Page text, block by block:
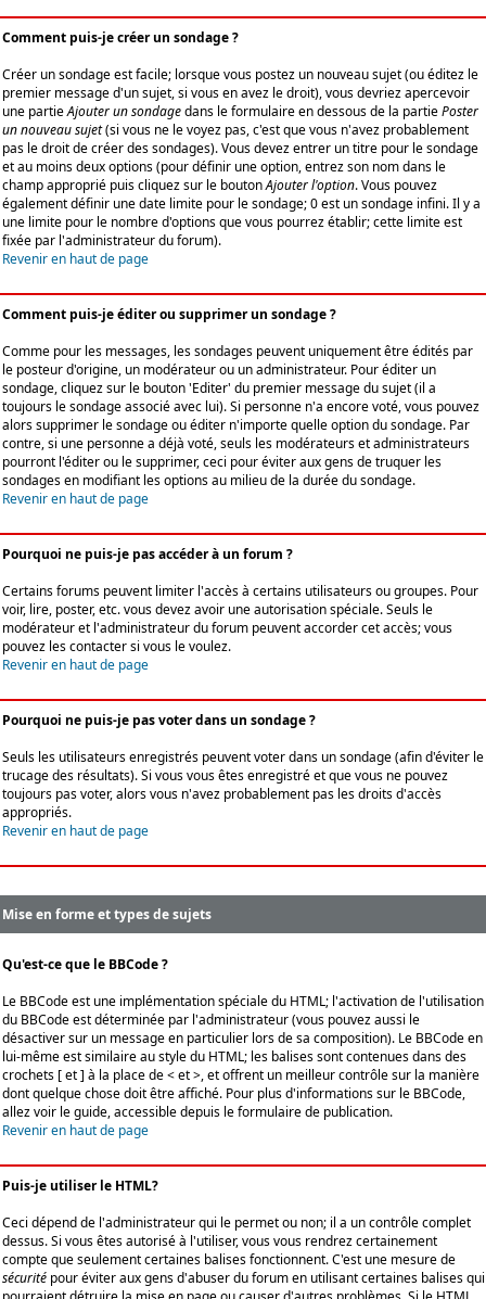
Comment puis-je créer un sondage ?
Créer un sondage est facile; lorsque vous postez un nouveau sujet (ou éditez le
premier message d'un sujet, si vous en avez le droit), vous devriez apercevoir
une partieAjouter un sondagedans le formulaire en dessous de la partiePoster
un nouveau sujet(si vous ne le voyez pas, c'est que vous n'avez probablement
pas le droit de créer des sondages). Vous devez entrer un titre pour le sondage
et au moins deux options (pour définir une option, entrez son nom dans le
champ approprié puis cliquez sur le boutonAjouter l'option. Vous pouvez
également définir une date limite pour le sondage; 0 est un sondage infini. Il y a
une limite pour le nombre d'options que vous pourrez établir; cette limite est
fixée par l'administrateur du forum).
Revenir en haut de page
Comment puis-je éditer ou supprimer un sondage ?
Comme pour les messages, les sondages peuvent uniquement être édités par
le posteur d'origine, un modérateur ou un administrateur. Pour éditer un
sondage, cliquez sur le bouton 'Editer' du premier message du sujet (il a
toujours le sondage associé avec lui). Si personne n'a encore voté, vous pouvez
alors supprimer le sondage ou éditer n'importe quelle option du sondage. Par
contre, si une personne a déjà voté, seuls les modérateurs et administrateurs
pourront l'éditer ou le supprimer, ceci pour éviter aux gens de truquer les
sondages en modifiant les options au milieu de la durée du sondage.
Revenir en haut de page
Pourquoi ne puis-je pas accéder à un forum ?
Certains forums peuvent limiter l'accès à certains utilisateurs ou groupes. Pour
voir, lire, poster, etc. vous devez avoir une autorisation spéciale. Seuls le
modérateur et l'administrateur du forum peuvent accorder cet accès; vous
pouvez les contacter si vous le voulez.
Revenir en haut de page
Pourquoi ne puis-je pas voter dans un sondage ?
Seuls les utilisateurs enregistrés peuvent voter dans un sondage (afin d'éviter le
trucage des résultats). Si vous vous êtes enregistré et que vous ne pouvez
toujours pas voter, alors vous n'avez probablement pas les droits d'accès
appropriés.
Revenir en haut de page
Mise en forme et types de sujets
Qu'est-ce que le BBCode ?
Le BBCode est une implémentation spéciale du HTML; l'activation de l'utilisation
du BBCode est déterminée par l'administrateur (vous pouvez aussi le
désactiver sur un message en particulier lors de sa composition). Le BBCode en
lui-même est similaire au style du HTML; les balises sont contenues dans des
crochets [ et ] à la place de < et >, et offrent un meilleur contrôle sur la manière
dont quelque chose doit être affiché. Pour plus d'informations sur le BBCode,
allez voir le guide, accessible depuis le formulaire de publication.
Revenir en haut de page
Puis-je utiliser le HTML?
Ceci dépend de l'administrateur qui le permet ou non; il a un contrôle complet
dessus. Si vous êtes autorisé à l'utiliser, vous vous rendrez certainement
compte que seulement certaines balises fonctionnent. C'est une mesure de
sécurité pour éviter aux gens d'abuser du forum en utilisant certaines balises qui